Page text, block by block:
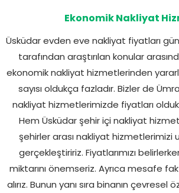
Ekonomik Nakliyat
Üsküdar evden eve nakliyat fiyatları
tarafından araştırılan konular
ekonomik nakliyat hizmetlerinden
sayısı oldukça fazladır. Bizler de
nakliyat hizmetlerimizde fiyatları
Hem Üsküdar şehir içi nakliyat
şehirler arası nakliyat hizmetlerimizi
gerçekleştiririz. Fiyatlarımızı
miktarını önemseriz. Ayrıca mesafe
alırız. Bunun yanı sıra binanın çevresel